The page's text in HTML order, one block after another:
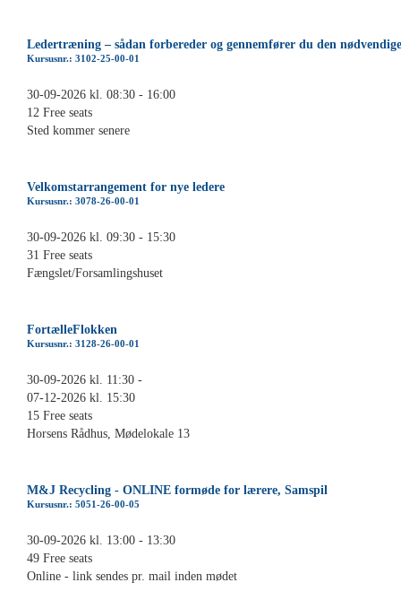
Ledertræning – sådan forbereder og gennemfører du den
Kursusnr.: 3102-25-00-01
30-09-2026 kl. 08:30 - 16:00
12 Free seats
Sted kommer senere
Velkomstarrangement for nye ledere
Kursusnr.: 3078-26-00-01
30-09-2026 kl. 09:30 - 15:30
31 Free seats
Fængslet/Forsamlingshuset
FortælleFlokken
Kursusnr.: 3128-26-00-01
30-09-2026 kl. 11:30 -
07-12-2026 kl. 15:30
15 Free seats
Horsens Rådhus, Mødelokale 13
M&J Recycling - ONLINE formøde for lærere, Samspil
Kursusnr.: 5051-26-00-05
30-09-2026 kl. 13:00 - 13:30
49 Free seats
Online - link sendes pr. mail inden mødet